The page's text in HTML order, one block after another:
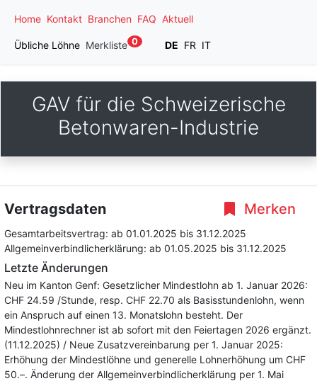
Home Kontakt Branchen FAQ Aktuell
Übliche Löhne Merkliste 0 DE FR IT
GAV für die Schweizerische
Betonwaren-Industrie
Merken
Vertragsdaten
Gesamtarbeitsvertrag: ab 01.01.2025 bis 31.12.2025
Allgemeinverbindlicherklärung: ab 01.05.2025 bis 31.12.2025
Letzte Änderungen
Neu im Kanton Genf: Gesetzlicher Mindestlohn ab 1. Januar 2026:
CHF 24.59 /Stunde, resp. CHF 22.70 als Basisstundenlohn, wenn
ein Anspruch auf einen 13. Monatslohn besteht. Der
Mindestlohnrechner ist ab sofort mit den Feiertagen 2026 ergänzt.
(11.12.2025) / Neue Zusatzvereinbarung per 1. Januar 2025:
Erhöhung der Mindestlöhne und generelle Lohnerhöhung um CHF
50.–. Änderung der Allgemeinverbindlicherklärung per 1. Mai